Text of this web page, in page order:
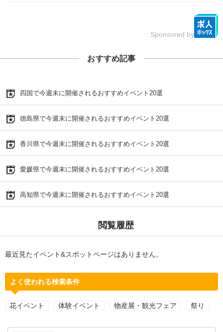
Sponsored by
おすすめ記事
四国で今週末に開催されるおすすめイベント20選
徳島県で今週末に開催されるおすすめイベント20選
香川県で今週末に開催されるおすすめイベント20選
愛媛県で今週末に開催されるおすすめイベント20選
高知県で今週末に開催されるおすすめイベント20選
閲覧履歴
最近見たイベント&スポットページはありません。
よく使われる検索条件
花イベント 体験イベント 物産展・観光フェア 祭り